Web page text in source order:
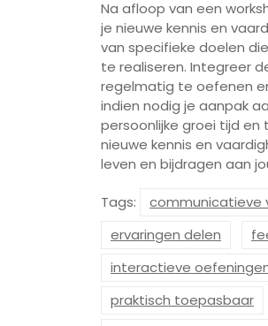
Na afloop van een
je nieuwe kennis en
van specifieke doelen
te realiseren. Integreer
regelmatig te oefenen
indien nodig je aanpak
persoonlijke groei tijd
nieuwe kennis en
leven en bijdragen aan
Tags: communicatieve
ervaringen delen
interactieve
praktisch toepasbaar